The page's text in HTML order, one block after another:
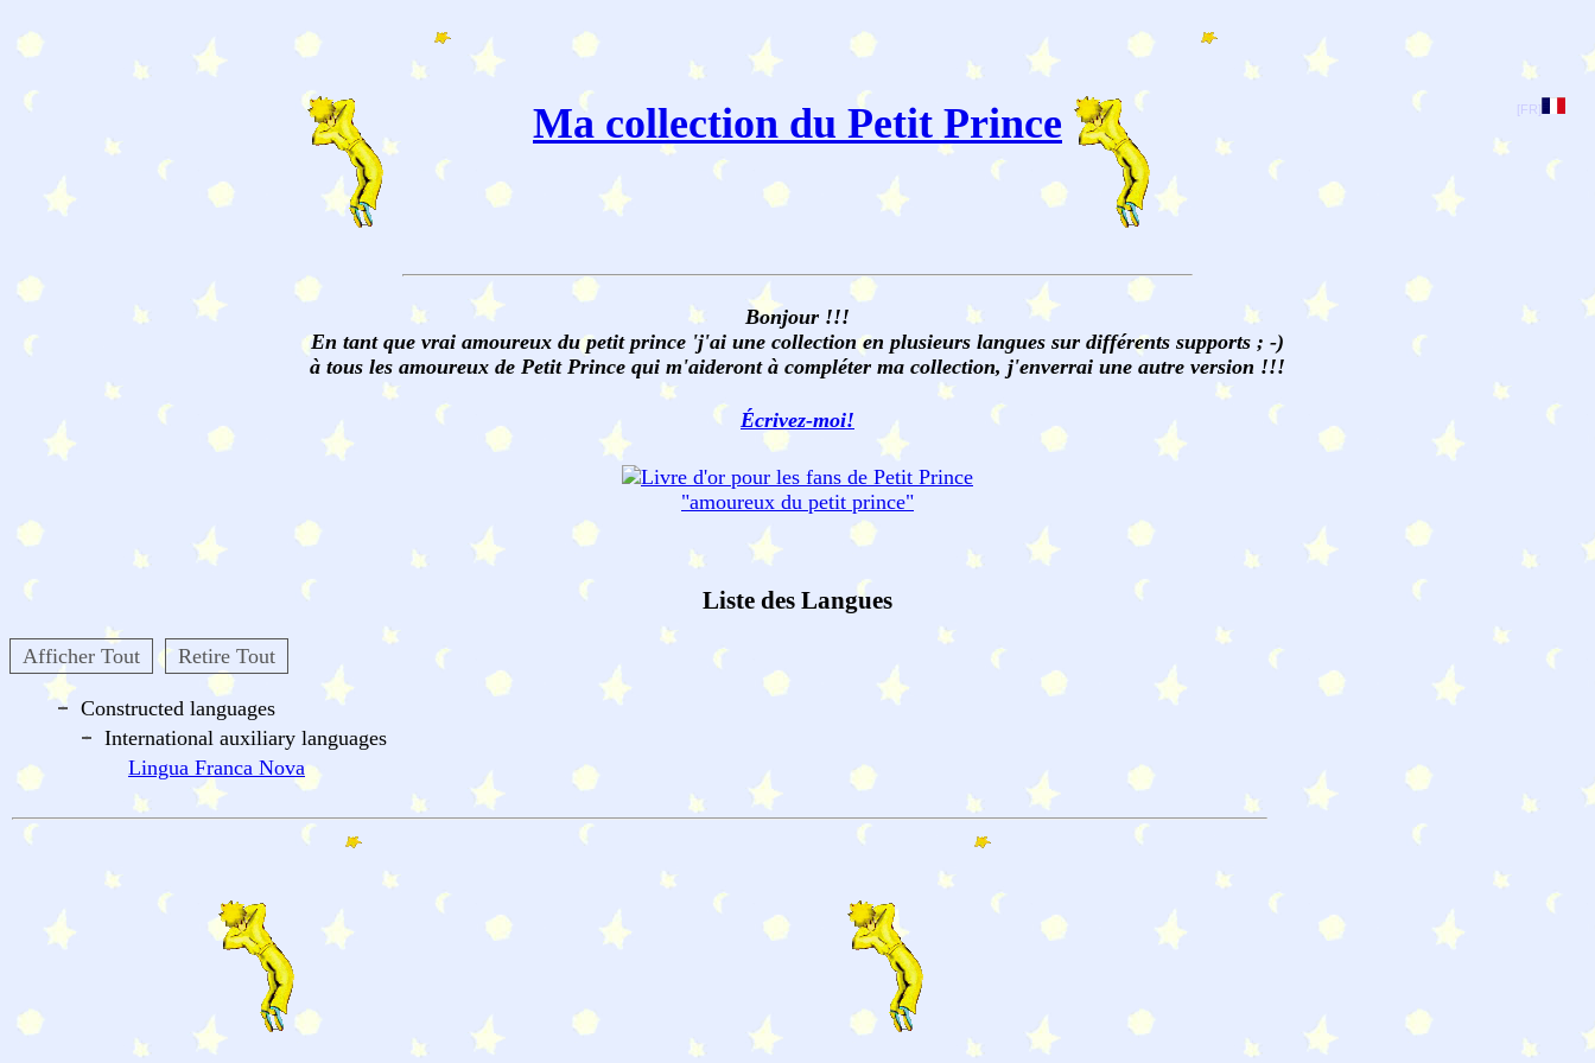
[FR]
Ma collection du Petit Prince
Bonjour !!!
En tant que vrai amoureux du petit prince 'j'ai une collection en plusieurs langues sur différents supports ; -)
à tous les amoureux de Petit Prince qui m'aideront à compléter ma collection, j'enverrai une autre version !!!
Écrivez-moi!
"amoureux du petit prince"
Liste des Langues
Afficher Tout Retire Tout
Constructed languages
International auxiliary languages
Lingua Franca Nova